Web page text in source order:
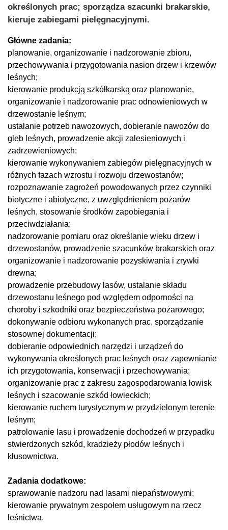
określonych prac; sporządza szacunki brakarskie,
kieruje zabiegami pielęgnacyjnymi.
Główne zadania:
planowanie, organizowanie i nadzorowanie zbioru,
przechowywania i przygotowania nasion drzew i krzewów
leśnych;
kierowanie produkcją szkółkarską oraz planowanie,
organizowanie i nadzorowanie prac odnowieniowych w
drzewostanie leśnym;
ustalanie potrzeb nawozowych, dobieranie nawozów do
gleb leśnych, prowadzenie akcji zalesieniowych i
zadrzewieniowych;
kierowanie wykonywaniem zabiegów pielęgnacyjnych w
różnych fazach wzrostu i rozwoju drzewostanów;
rozpoznawanie zagrożeń powodowanych przez czynniki
biotyczne i abiotyczne, z uwzględnieniem pożarów
leśnych, stosowanie środków zapobiegania i
przeciwdziałania;
nadzorowanie pomiaru oraz określanie wieku drzew i
drzewostanów, prowadzenie szacunków brakarskich oraz
organizowanie i nadzorowanie pozyskiwania i zrywki
drewna;
prowadzenie przebudowy lasów, ustalanie składu
drzewostanu leśnego pod względem odporności na
choroby i szkodniki oraz bezpieczeństwa pożarowego;
dokonywanie odbioru wykonanych prac, sporządzanie
stosownej dokumentacji;
dobieranie odpowiednich narzędzi i urządzeń do
wykonywania określonych prac leśnych oraz zapewnianie
ich przygotowania, konserwacji i przechowywania;
organizowanie prac z zakresu zagospodarowania łowisk
leśnych i szacowanie szkód łowieckich;
kierowanie ruchem turystycznym w przydzielonym terenie
leśnym;
patrolowanie lasu i prowadzenie dochodzeń w przypadku
stwierdzonych szkód, kradzieży płodów leśnych i
kłusownictwa.
Zadania dodatkowe:
sprawowanie nadzoru nad lasami niepaństwowymi;
kierowanie prywatnym zespołem usługowym na rzecz
leśnictwa.